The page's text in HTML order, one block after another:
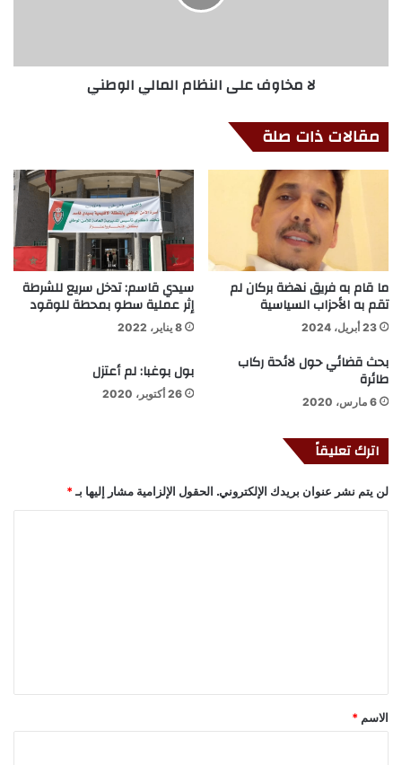
لا مخاوف على النظام المالي الوطني
مقالات ذات صلة
ما قام به فريق نهضة بركان لم
تقم به الأحزاب السياسية
23 أبريل، 2024
سيدي قاسم: تدخل سريع للشرطة
إثر عملية سطو بمحطة للوقود
8 يناير، 2022
بحث قضائي حول لائحة ركاب
طائرة
6 مارس، 2020
بول بوغبا: لم أعتزل
26 أكتوبر، 2020
اترك تعليقاً
لن يتم نشر عنوان بريدك الإلكتروني. الحقول الإلزامية مشار إليها بـ*
*
الاسم *